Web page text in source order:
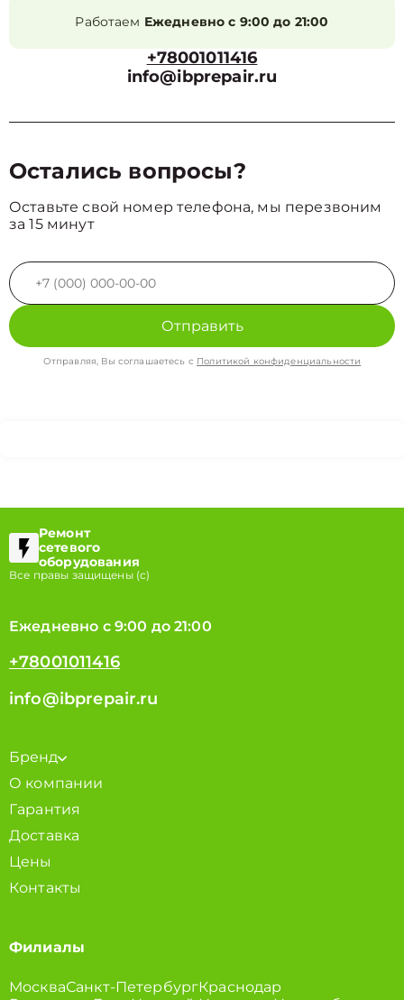
Работаем Ежедневно с 9:00 до 21:00
+78001011416
info@ibprepair.ru
Остались вопросы?
Оставьте свой номер телефона, мы перезвоним
за 15 минут
Отправить
Отправляя, Вы соглашаетесь с Политикой конфиденциальности
Ремонт
сетевого
оборудования
Все правы защищены (с)
Ежедневно с 9:00 до 21:00
+78001011416
info@ibprepair.ru
Бренд
О компании
Гарантия
Доставка
Цены
Контакты
Филиалы
МоскваСанкт-ПетербургКраснодар